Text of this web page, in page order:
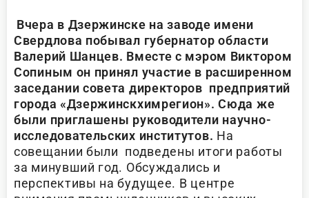
Вчера в Дзержинске на заводе имени
Свердлова побывал губернатор области
Валерий Шанцев. Вместе с мэром Виктором
Сопиным он принял участие в расширенном
заседании совета директоров предприятий
города «Дзержинскхимрегион». Сюда же
были приглашены руководители научно-
исследовательских институтов. На
совещании были подведены итоги работы
за минувший год. Обсуждались и
перспективы на будущее. В центре